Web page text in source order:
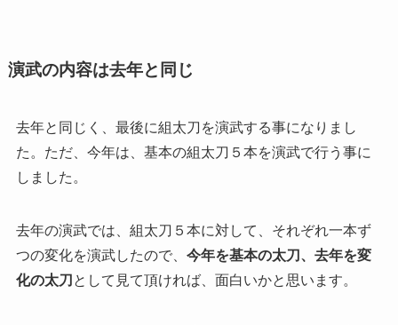
演武の内容は去年と同じ
去年と同じく、最後に組太刀を演武する事になりまし
た。ただ、今年は、基本の組太刀５本を演武で行う事に
しました。
去年の演武では、組太刀５本に対して、それぞれ一本ず
つの変化を演武したので、 今年を基本の太刀、去年を変
化の太刀 として見て頂ければ、面白いかと思います。